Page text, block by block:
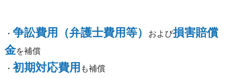
・ 争訟費用（弁護士費用等） および損害賠償
金を補償
・ 初期対応費用 も補償